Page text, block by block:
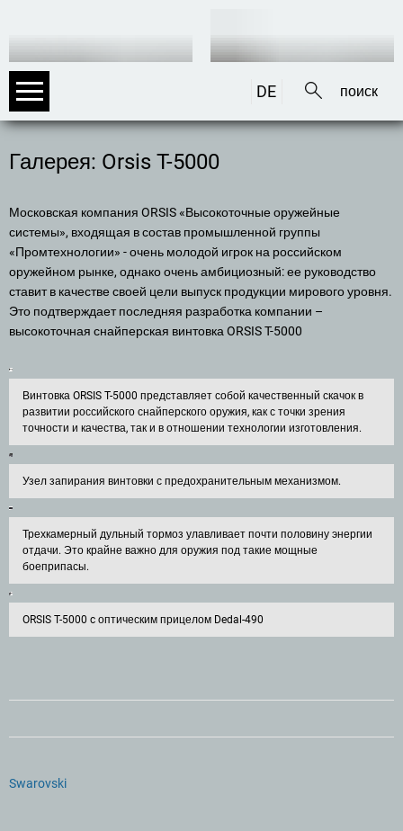
DE
EN
Галерея: Orsis T-5000
Московская компания ORSIS «Высокоточные оружейные
системы», входящая в состав промышленной группы
«Промтехнологии» - очень молодой игрок на российском
оружейном рынке, однако очень амбициозный: ее руководство
ставит в качестве своей цели выпуск продукции мирового уровня.
Это подтверждает последняя разработка компании –
высокоточная снайперская винтовка ORSIS T-5000
Винтовка ORSIS T-5000 представляет собой качественный скачок в
развитии российского снайперского оружия, как с точки зрения
точности и качества, так и в отношении технологии изготовления.
Узел запирания винтовки с предохранительным механизмом.
Трехкамерный дульный тормоз улавливает почти половину энергии
отдачи. Это крайне важно для оружия под такие мощные
боеприпасы.
ORSIS T-5000 c оптическим прицелом Dedal-490
Swarovski